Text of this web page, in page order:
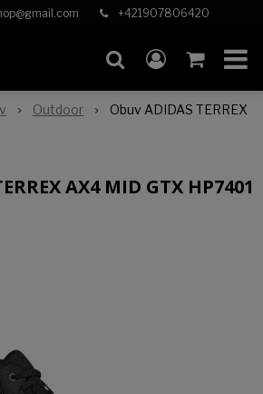
+421907806420
Outdoor
Obuv ADIDAS TERREX
AX4 MID GTX HP7401